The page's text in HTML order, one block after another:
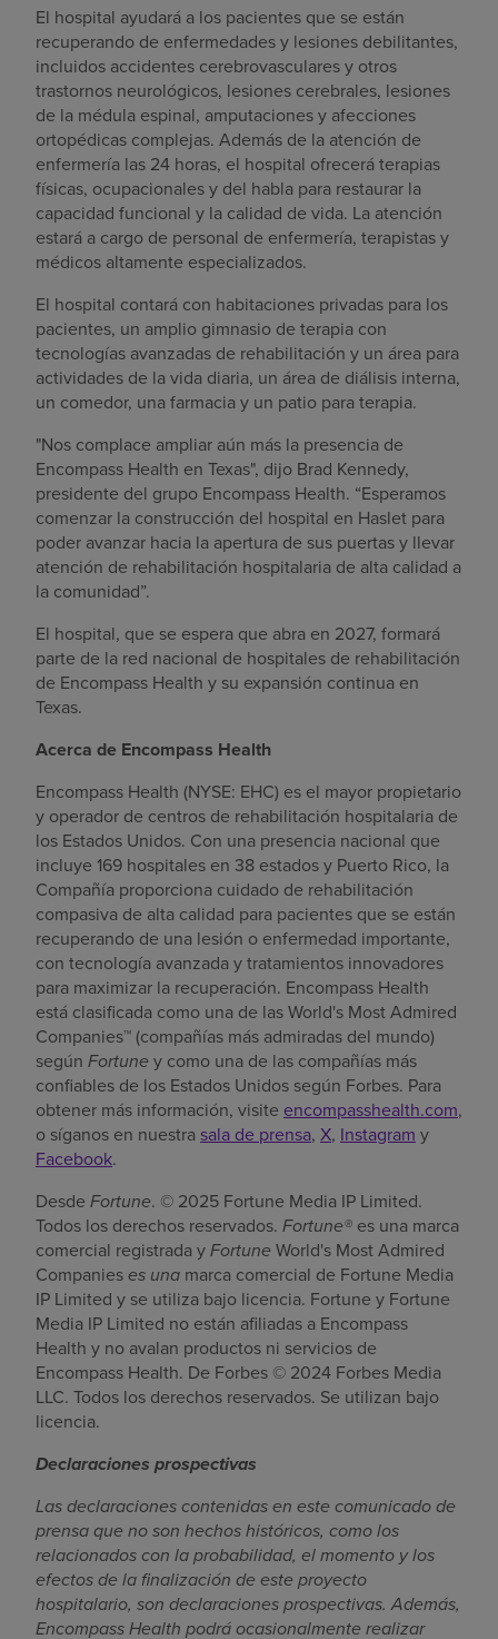
El hospital ayudará a los pacientes que se están
recuperando de enfermedades y lesiones debilitantes,
incluidos accidentes cerebrovasculares y otros
trastornos neurológicos, lesiones cerebrales, lesiones
de la médula espinal, amputaciones y afecciones
ortopédicas complejas. Además de la atención de
enfermería las 24 horas, el hospital ofrecerá terapias
físicas, ocupacionales y del habla para restaurar la
capacidad funcional y la calidad de vida. La atención
estará a cargo de personal de enfermería, terapistas y
médicos altamente especializados.
El hospital contará con habitaciones privadas para los
pacientes, un amplio gimnasio de terapia con
tecnologías avanzadas de rehabilitación y un área para
actividades de la vida diaria, un área de diálisis interna,
un comedor, una farmacia y un patio para terapia.
"Nos complace ampliar aún más la presencia de
Encompass Health en Texas", dijo Brad Kennedy,
presidente del grupo Encompass Health. “Esperamos
comenzar la construcción del hospital en Haslet para
poder avanzar hacia la apertura de sus puertas y llevar
atención de rehabilitación hospitalaria de alta calidad a
la comunidad”.
El hospital, que se espera que abra en 2027, formará
parte de la red nacional de hospitales de rehabilitación
de Encompass Health y su expansión continua en
Texas.
Acerca de Encompass Health
Encompass Health (NYSE: EHC) es el mayor propietario
y operador de centros de rehabilitación hospitalaria de
los Estados Unidos. Con una presencia nacional que
incluye 169 hospitales en 38 estados y Puerto Rico, la
Compañía proporciona cuidado de rehabilitación
compasiva de alta calidad para pacientes que se están
recuperando de una lesión o enfermedad importante,
con tecnología avanzada y tratamientos innovadores
para maximizar la recuperación. Encompass Health
está clasificada como una de las World's Most Admired
Companies™ (compañías más admiradas del mundo)
según Fortune y como una de las compañías más
confiables de los Estados Unidos según Forbes. Para
obtener más información, visite encompasshealth.com,
o síganos en nuestra sala de prensa, X, Instagram y
Facebook.
Desde Fortune. © 2025 Fortune Media IP Limited.
Todos los derechos reservados. Fortune® es una marca
comercial registrada yFortune World's Most Admired
Companieses una marca comercial de Fortune Media
IP Limited y se utiliza bajo licencia. Fortune y Fortune
Media IP Limited no están afiliadas a Encompass
Health y no avalan productos ni servicios de
Encompass Health. De Forbes © 2024 Forbes Media
LLC. Todos los derechos reservados. Se utilizan bajo
licencia.
Declaraciones prospectivas
Las declaraciones contenidas en este comunicado de
prensa que no son hechos históricos, como los
relacionados con la probabilidad, el momento y los
efectos de la finalización de este proyecto
hospitalario, son declaraciones prospectivas. Además,
Encompass Health podrá ocasionalmente realizar